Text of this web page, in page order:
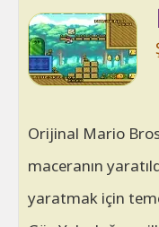
Orijinal Mario
maceranın
yaratmak için